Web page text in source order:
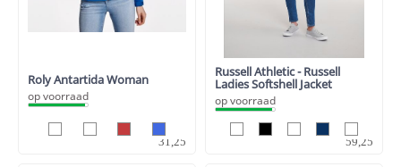
Roly Antartida Woman
op voorraad
25,83
31,25
Russell Athletic - Russell
Ladies Softshell Jacket
op voorraad
48,97
59,25